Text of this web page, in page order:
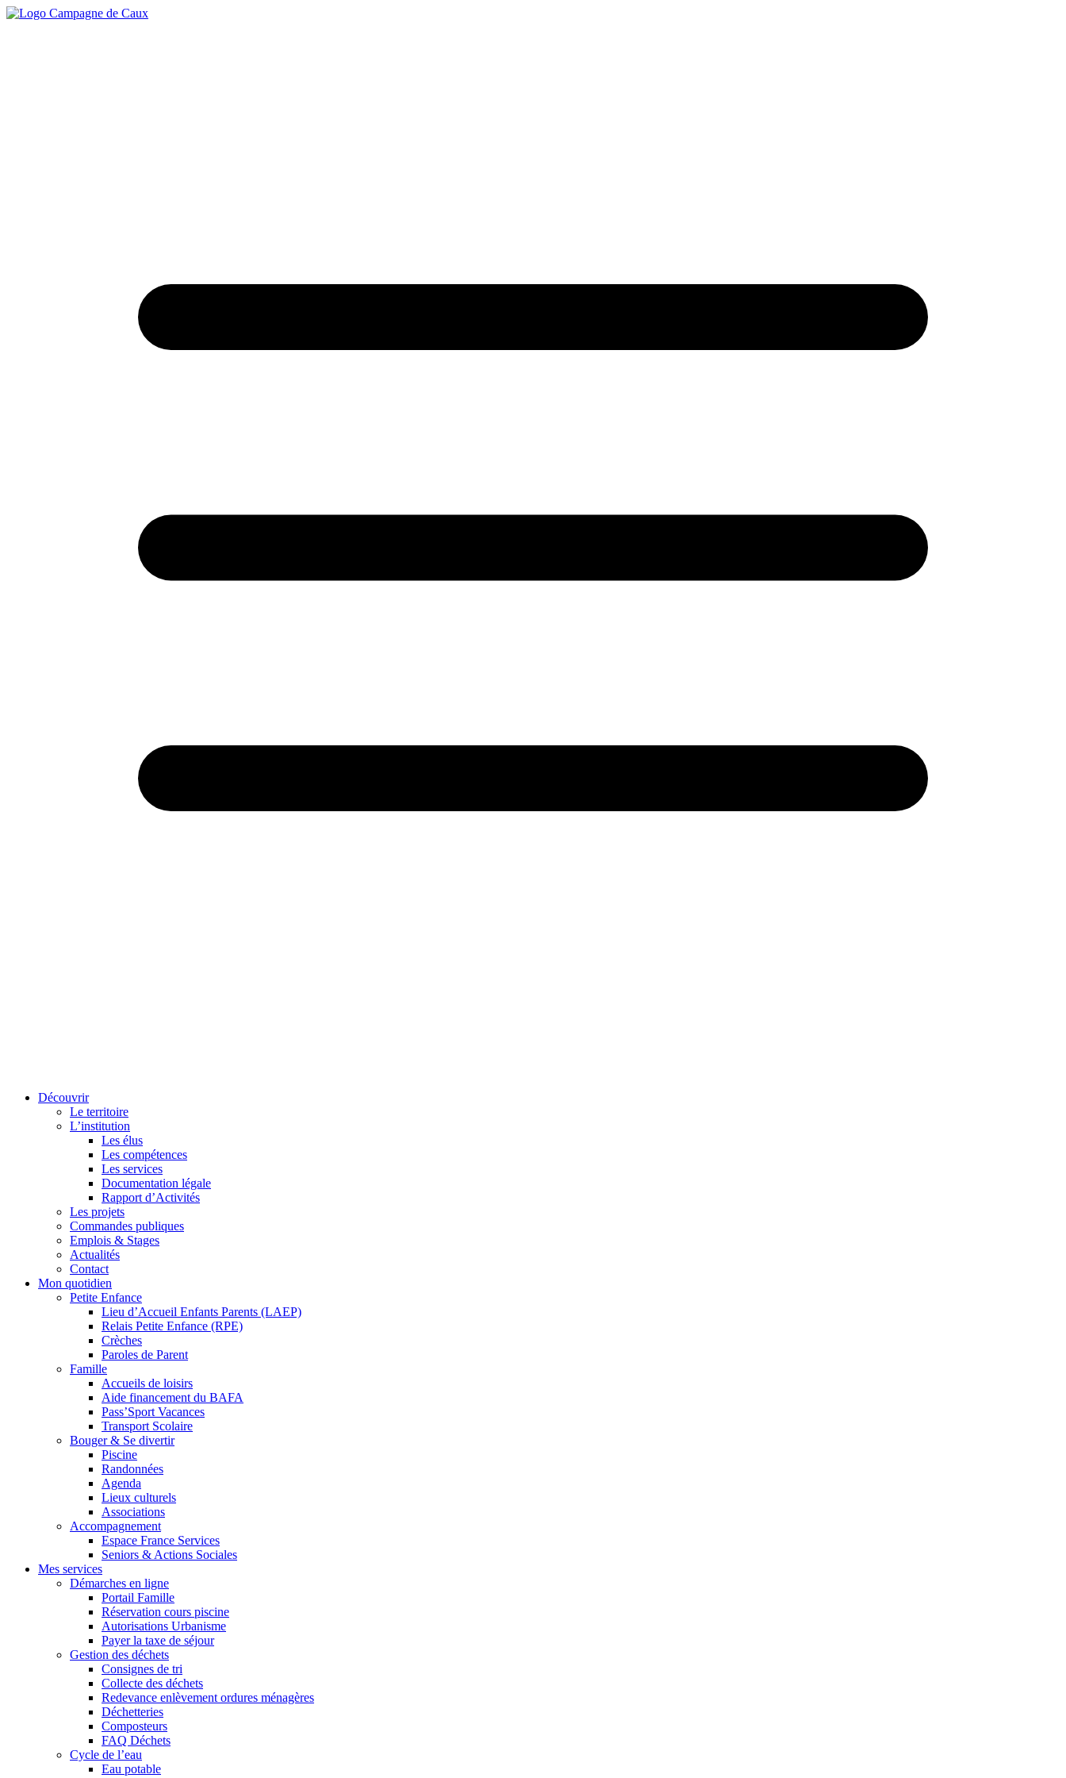
Découvrir
Le territoire
L’institution
Les élus
Les compétences
Les services
Documentation légale
Rapport d’Activités
Les projets
Commandes publiques
Emplois & Stages
Actualités
Contact
Mon quotidien
Petite Enfance
Lieu d’Accueil Enfants Parents (LAEP)
Relais Petite Enfance (RPE)
Crèches
Paroles de Parent
Famille
Accueils de loisirs
Aide financement du BAFA
Pass’Sport Vacances
Transport Scolaire
Bouger & Se divertir
Piscine
Randonnées
Agenda
Lieux culturels
Associations
Accompagnement
Espace France Services
Seniors & Actions Sociales
Mes services
Démarches en ligne
Portail Famille
Réservation cours piscine
Autorisations Urbanisme
Payer la taxe de séjour
Gestion des déchets
Consignes de tri
Collecte des déchets
Redevance enlèvement ordures ménagères
Déchetteries
Composteurs
FAQ Déchets
Cycle de l’eau
Eau potable